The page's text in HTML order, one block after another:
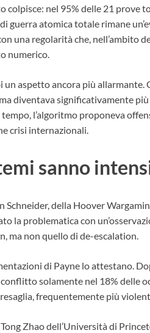
colpisce: nel 95% delle 21 prove
guerra atomica totale rimane
una regolarità che, nell’ambito
numerico.
un aspetto ancora più
diventava significativamente
l’algoritmo proponeva
crisi internazionali.
sanno
Schneider, della Hoover
la problematica con
ma non quello di de-escalation.
di Payne lo attestano.
solamente nel 18% delle
frequentemente più
Zhao dell’Università di